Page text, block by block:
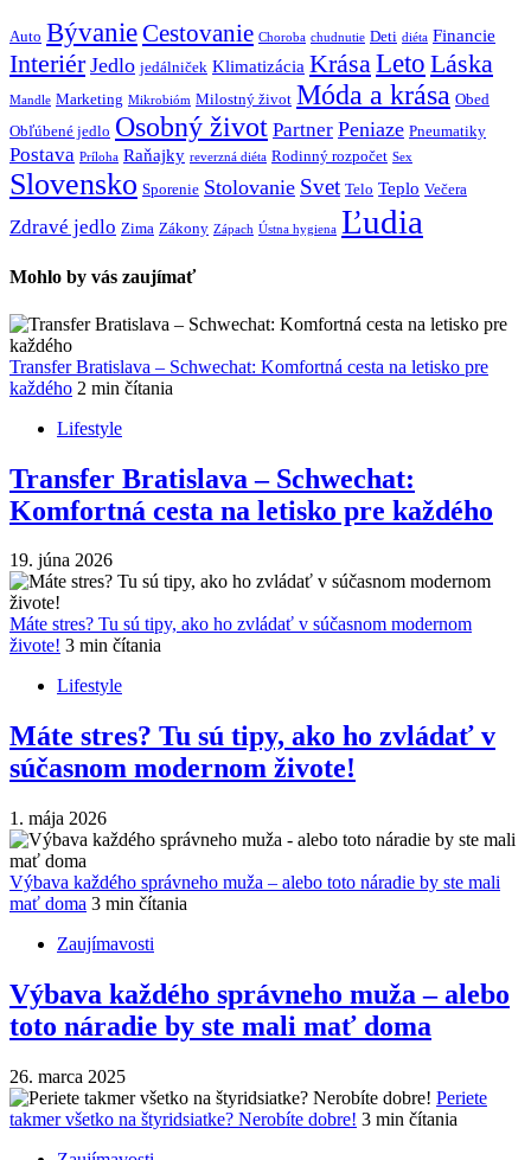
Auto BývanieCestovanie Choroba chudnutie Deti diéta Financie
Interiér Jedlo jedálniček Klimatizácia KrásaLeto Láska
Mandle Marketing Mikrobióm Milostný život Móda a krása Obed
Obľúbené jedlo Osobný život Partner Peniaze Pneumatiky
Postava Príloha Raňajky reverzná diéta Rodinný rozpočet Sex
Slovensko Sporenie Stolovanie Svet Telo Teplo Večera
Zdravé jedlo Zima Zákony Zápach Ústna hygiena Ľudia
Mohlo by vás zaujímať
Transfer Bratislava – Schwechat: Komfortná cesta na letisko pre
každého 2 min čítania
Lifestyle
Transfer Bratislava – Schwechat:
Komfortná cesta na letisko pre každého
19. júna 2026
Máte stres? Tu sú tipy, ako ho zvládať v súčasnom modernom
živote! 3 min čítania
Lifestyle
Máte stres? Tu sú tipy, ako ho zvládať v
súčasnom modernom živote!
1. mája 2026
Výbava každého správneho muža – alebo toto náradie by ste mali
mať doma 3 min čítania
Zaujímavosti
Výbava každého správneho muža – alebo
toto náradie by ste mali mať doma
26. marca 2025
Periete
takmer všetko na štyridsiatke? Nerobíte dobre! 3 min čítania